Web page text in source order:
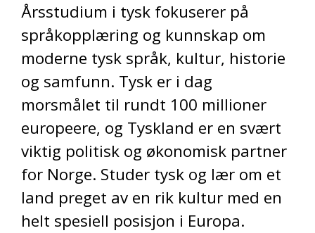
Årsstudium i tysk fokuserer på
språkopplæring og kunnskap om
moderne tysk språk, kultur, historie
og samfunn. Tysk er i dag
morsmålet til rundt 100 millioner
europeere, og Tyskland er en svært
viktig politisk og økonomisk partner
for Norge. Studer tysk og lær om et
land preget av en rik kultur med en
helt spesiell posisjon i Europa.